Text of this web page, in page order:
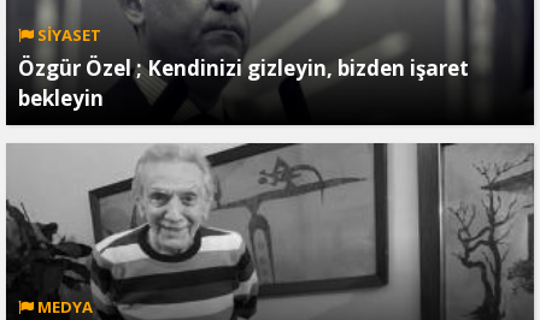
SİYASET
Özgür Özel ; Kendinizi gizleyin, bizden işaret
bekleyin
MEDYA